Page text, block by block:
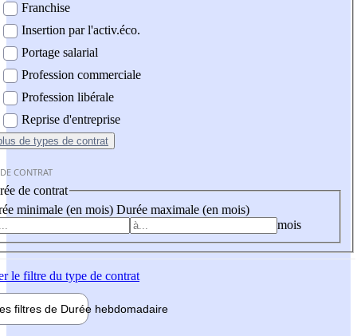
Franchise
Insertion par l'activ.éco.
Portage salarial
Profession commerciale
Profession libérale
Reprise d'entreprise
de types de contrat
CONTRAT
de contrat
minimale (en mois) Durée maximale (en mois)
mois
le filtre du type de contrat
filtres de Durée hebdomadaire